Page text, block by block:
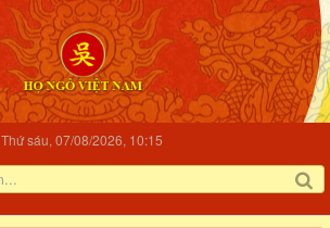
Thứ sáu, 07/08/2026, 10:15